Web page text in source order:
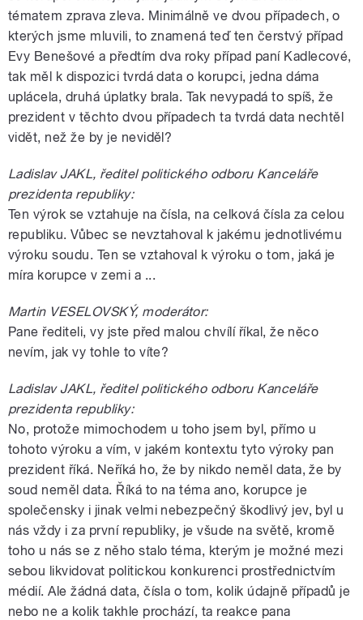
tématem zprava zleva. Minimálně ve dvou případech, o
kterých jsme mluvili, to znamená teď ten čerstvý případ
Evy Benešové a předtím dva roky případ paní Kadlecové,
tak měl k dispozici tvrdá data o korupci, jedna dáma
uplácela, druhá úplatky brala. Tak nevypadá to spíš, že
prezident v těchto dvou případech ta tvrdá data nechtěl
vidět, než že by je neviděl?
Ladislav JAKL, ředitel politického odboru Kanceláře
prezidenta republiky:
Ten výrok se vztahuje na čísla, na celková čísla za celou
republiku. Vůbec se nevztahoval k jakému jednotlivému
výroku soudu. Ten se vztahoval k výroku o tom, jaká je
míra korupce v zemi a ...
Martin VESELOVSKÝ, moderátor:
Pane řediteli, vy jste před malou chvílí říkal, že něco
nevím, jak vy tohle to víte?
Ladislav JAKL, ředitel politického odboru Kanceláře
prezidenta republiky:
No, protože mimochodem u toho jsem byl, přímo u
tohoto výroku a vím, v jakém kontextu tyto výroky pan
prezident říká. Neříká ho, že by nikdo neměl data, že by
soud neměl data. Říká to na téma ano, korupce je
společensky i jinak velmi nebezpečný škodlivý jev, byl u
nás vždy i za první republiky, je všude na světě, kromě
toho u nás se z něho stalo téma, kterým je možné mezi
sebou likvidovat politickou konkurenci prostřednictvím
médií. Ale žádná data, čísla o tom, kolik údajně případů je
nebo ne a kolik takhle prochází, ta reakce pana